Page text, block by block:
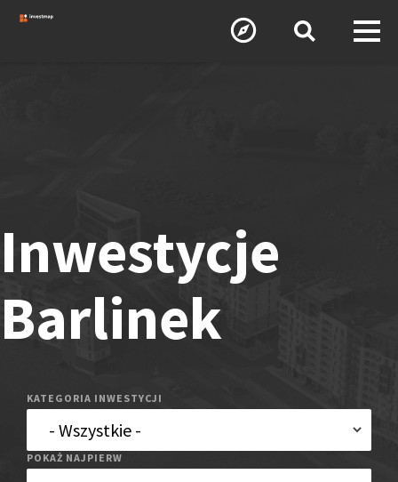
Inwestycje
Barlinek
KATEGORIA INWESTYCJI
POKAŻ NAJPIERW